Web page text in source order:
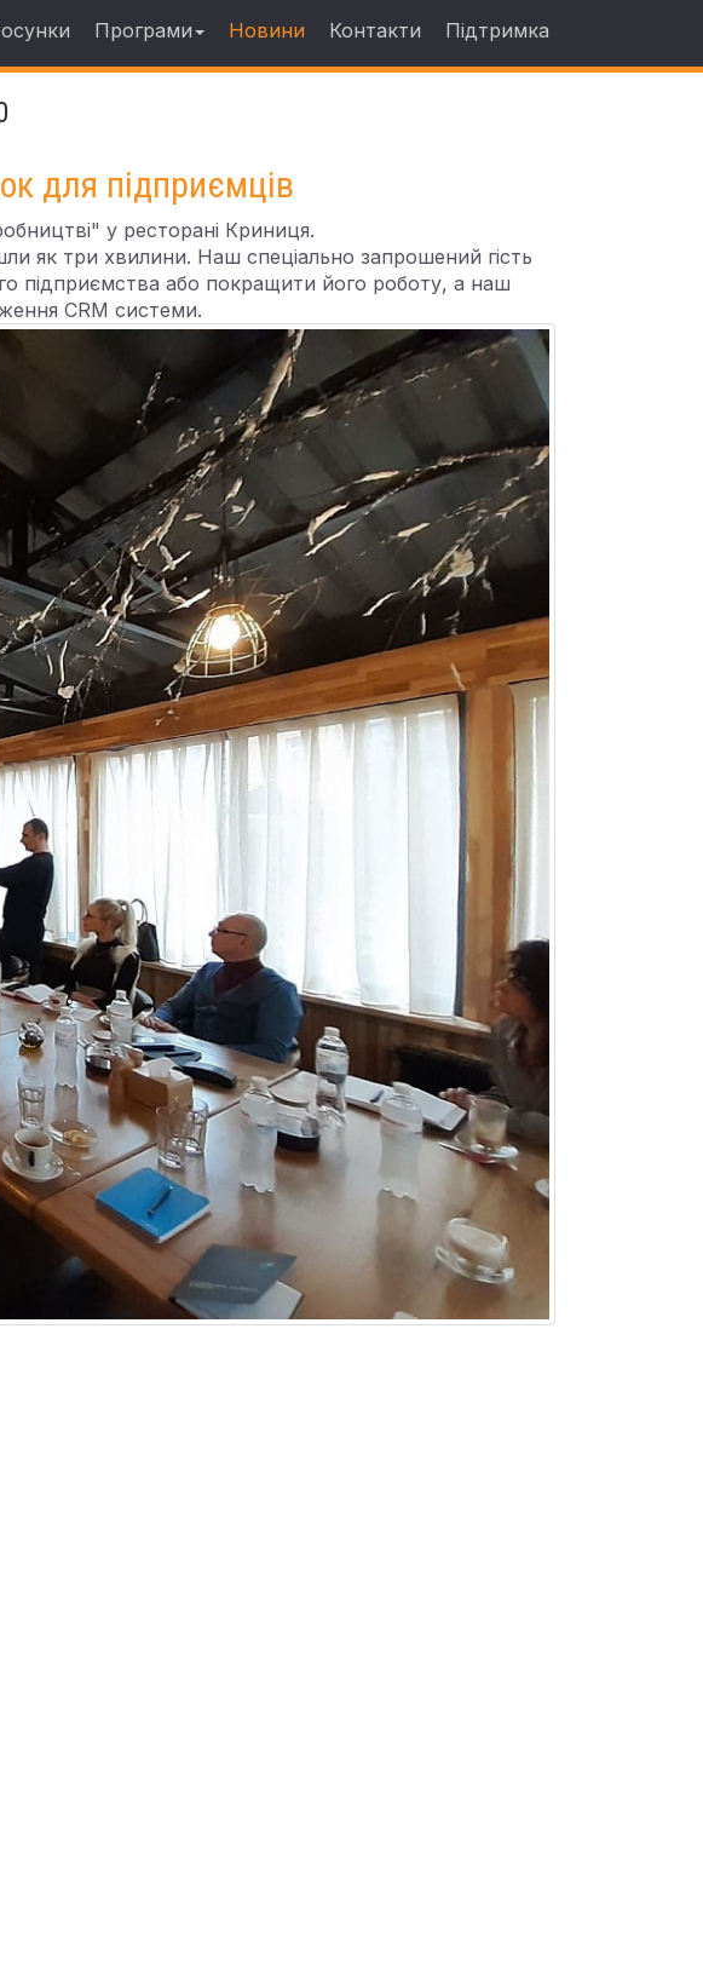
Програми Новини Контакти Підтримка
для підприємців
у ресторані Криниця.
як три хвилини. Наш спеціально запрошений гість
підприємства або покращити його роботу, а наш
CRM системи.